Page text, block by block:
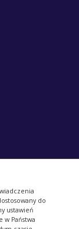
do
ustawień
w Państwa